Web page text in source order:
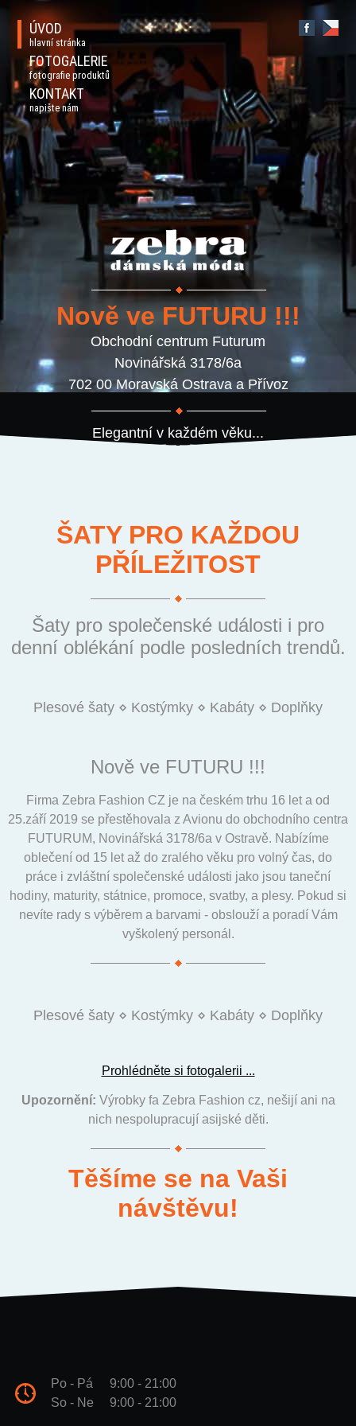
ÚVOD
hlavní stránka
FOTOGALERIE
fotografie produktů
KONTAKT
napište nám
Nově ve FUTURU !!!
Obchodní centrum Futurum
Novinářská 3178/6a
702 00 Moravská Ostrava a Přívoz
Elegantní v každém věku...
ŠATY PRO KAŽDOU
PŘÍLEŽITOST
Šaty pro společenské události i pro
denní oblékání podle posledních trendů.
Nově ve FUTURU !!!
Firma Zebra Fashion CZ je na českém trhu 16 let a od
25.září 2019 se přestěhovala z Avionu do obchodního centra
FUTURUM, Novinářská 3178/6a v Ostravě. Nabízíme
oblečení od 15 let až do zralého věku pro volný čas, do
práce i zvláštní společenské události jako jsou taneční
hodiny, maturity, státnice, promoce, svatby, a plesy. Pokud si
nevíte rady s výběrem a barvami - obslouží a poradí Vám
vyškolený personál.
Prohlédněte si fotogalerii ...
Upozornění: Výrobky fa Zebra Fashion cz, nešijí ani na
nich nespolupracují asijské děti.
Těšíme se na Vaši
návštěvu!
Po - Pá
9:00 - 21:00
So - Ne
9:00 - 21:00